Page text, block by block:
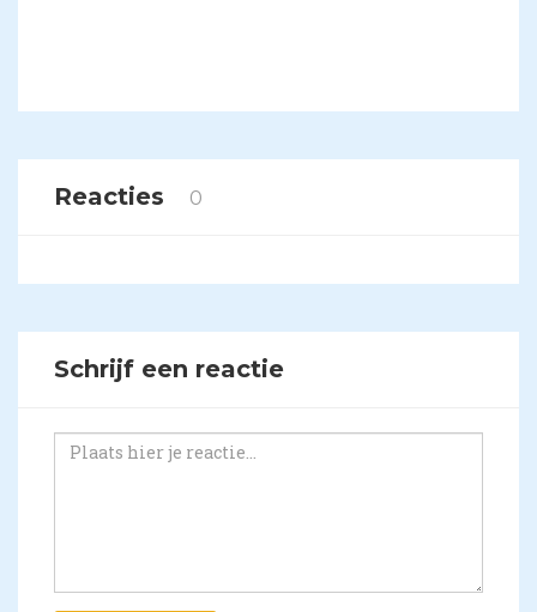
Reacties 0
Schrijf een reactie